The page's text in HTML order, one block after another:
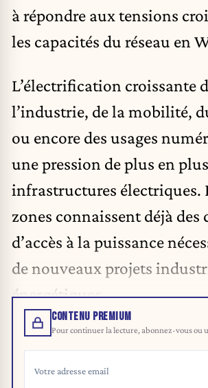
à répondre aux tensions
les capacités du réseau en
L’électrification croissante
l’industrie, de la mobilité,
ou encore des usages
une pression de plus en
infrastructures électriques.
zones connaissent déjà
d’accès à la puissance
de nouveaux projets
énergétiques.
CONTENU PREMIUM
Pour continuer la lecture, abonnez-vous ou